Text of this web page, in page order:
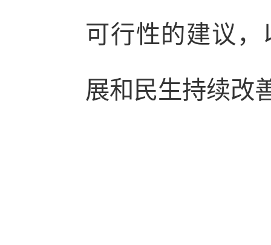
可行性的建议
展和民生持续改